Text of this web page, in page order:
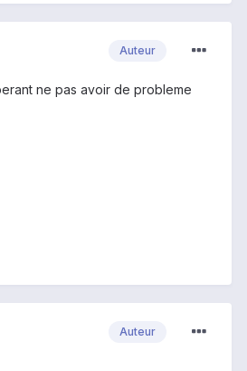
Auteur
ne pas avoir de probleme
Auteur